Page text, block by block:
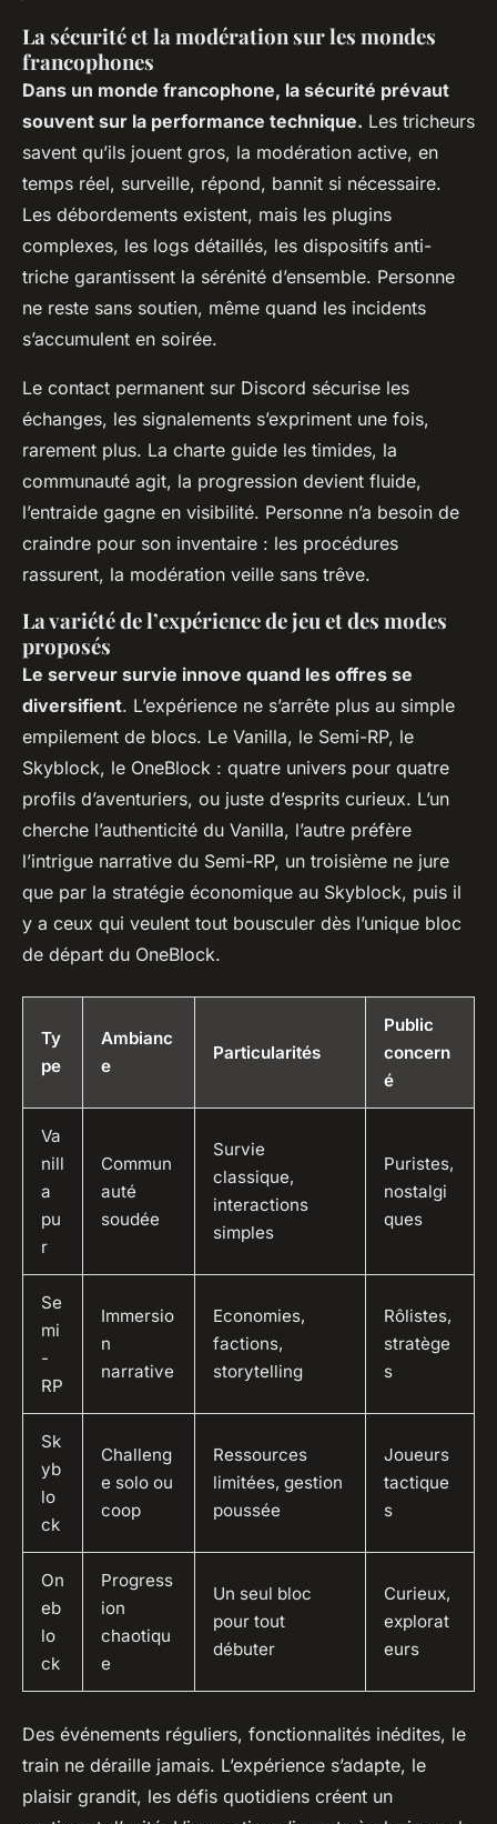
La sécurité et la modération sur les mondes
francophones
Dans un monde francophone, la sécurité prévaut
souvent sur la performance technique. Les tricheurs
savent qu’ils jouent gros, la modération active, en
temps réel, surveille, répond, bannit si nécessaire.
Les débordements existent, mais les plugins
complexes, les logs détaillés, les dispositifs anti-
triche garantissent la sérénité d’ensemble. Personne
ne reste sans soutien, même quand les incidents
s’accumulent en soirée.
Le contact permanent sur Discord sécurise les
échanges, les signalements s’expriment une fois,
rarement plus. La charte guide les timides, la
communauté agit, la progression devient fluide,
l’entraide gagne en visibilité. Personne n’a besoin de
craindre pour son inventaire : les procédures
rassurent, la modération veille sans trêve.
La variété de l’expérience de jeu et des modes
proposés
Le serveur survie innove quand les offres se
diversifient. L’expérience ne s’arrête plus au simple
empilement de blocs. Le Vanilla, le Semi-RP, le
Skyblock, le OneBlock : quatre univers pour quatre
profils d’aventuriers, ou juste d’esprits curieux. L’un
cherche l’authenticité du Vanilla, l’autre préfère
l’intrigue narrative du Semi-RP, un troisième ne jure
que par la stratégie économique au Skyblock, puis il
y a ceux qui veulent tout bousculer dès l’unique bloc
de départ du OneBlock.
Ty
pe
Ambianc
e
Particularités
Public
concern
é
Va
nill
a
pu
r
Commun
auté
soudée
Survie
classique,
interactions
simples
Puristes,
nostalgi
ques
Se
mi
-
RP
Immersio
n
narrative
Economies,
factions,
storytelling
Rôlistes,
stratège
s
Sk
yb
lo
ck
Challeng
e solo ou
coop
Ressources
limitées, gestion
poussée
Joueurs
tactique
s
On
eb
lo
ck
Progress
ion
chaotiqu
e
Un seul bloc
pour tout
débuter
Curieux,
explorat
eurs
Des événements réguliers, fonctionnalités inédites, le
train ne déraille jamais. L’expérience s’adapte, le
plaisir grandit, les défis quotidiens créent un